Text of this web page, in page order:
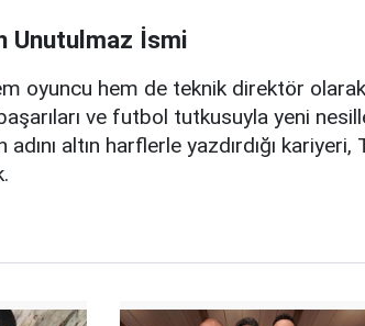
Unutulmaz İsmi
oyuncu hem de teknik direktör
ve futbol tutkusuyla yeni
altın harflerle yazdırdığı